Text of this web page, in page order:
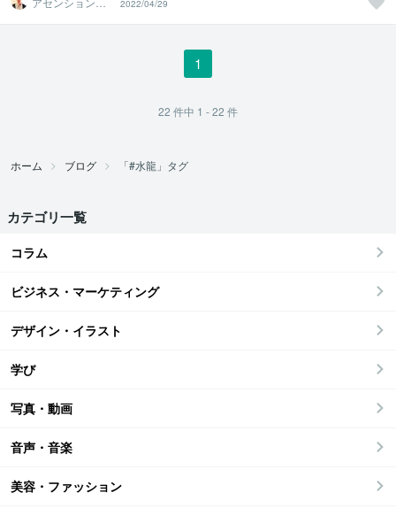
ビゲーター和（K
azu）
2022/04/29
1
22 件中 1 - 22 件
ホーム ブログ 「#水龍」タグ
カテゴリ一覧
コラム
ビジネス・マーケティング
デザイン・イラスト
学び
写真・動画
音声・音楽
美容・ファッション